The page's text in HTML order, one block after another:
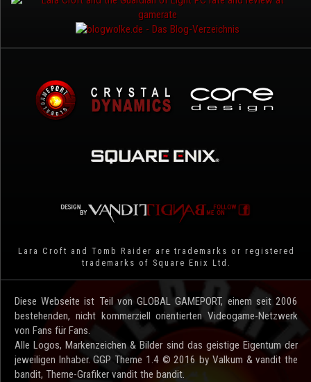
Lara Croft and Tomb Raider are trademarks or registered
trademarks of Square Enix Ltd.
Diese Webseite ist Teil von GLOBAL GAMEPORT, einem seit 2006
bestehenden, nicht kommerziell orientierten Videogame-Netzwerk
von Fans für Fans.
Alle Logos, Markenzeichen & Bilder sind das geistige Eigentum der
jeweiligen Inhaber. GGP Theme 1.4 © 2016 by Valkum & vandit the
bandit, Theme-Grafiker vandit the bandit.